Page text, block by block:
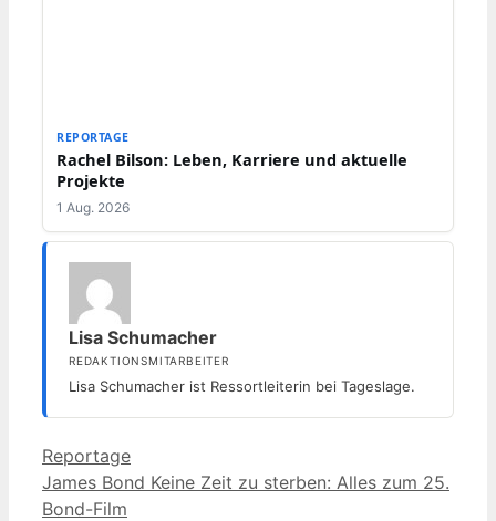
REPORTAGE
Rachel Bilson: Leben, Karriere und aktuelle
Projekte
1 Aug. 2026
Lisa Schumacher
REDAKTIONSMITARBEITER
Lisa Schumacher ist Ressortleiterin bei Tageslage.
Kategorien
Reportage
James Bond Keine Zeit zu sterben: Alles zum 25.
Bond-Film